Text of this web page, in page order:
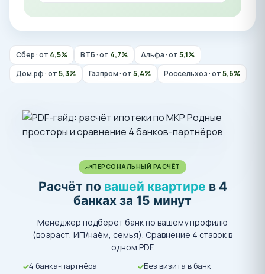
Сбер · от 4,5% ВТБ · от 4,7% Альфа · от5,1%
Дом.рф · от5,3% Газпром · от5,4% Россельхоз · от5,6%
ПЕРСОНАЛЬНЫЙ РАСЧЁТ
Расчёт по вашей квартире в 4
банках за 15 минут
Менеджер подберёт банк по вашему профилю
(возраст, ИП/наём, семья). Сравнение 4 ставок в
одном PDF.
4 банка-партнёра
Без визита в банк